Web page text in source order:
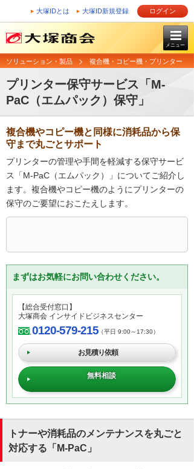
大塚IDとは 大塚ID新規登録 ログイン
メニュー
ソリューション・製品 複合機・コピー機・プリンター
プリンター保守サービス「M-
PaC（エムパック）保守」
複合機やコピー機と同様に消耗品から保
守まで丸ごとサポート
プリンターの管理や手間を軽減する保守サービ
ス「M-PaC（エムパック）」についてご紹介し
ます。複合機やコピー機のようにプリンターの
保守のご要望におこたえします。
まずはお気軽にお問い合わせください。
【総合受付窓口】
大塚商会 インサイドビジネスセンター
0120-579-215（平日 9:00～17:30）
お見積り依頼
無料相談
トナーや消耗品のメンテナンスを丸ごと
対応する「M-PaC」